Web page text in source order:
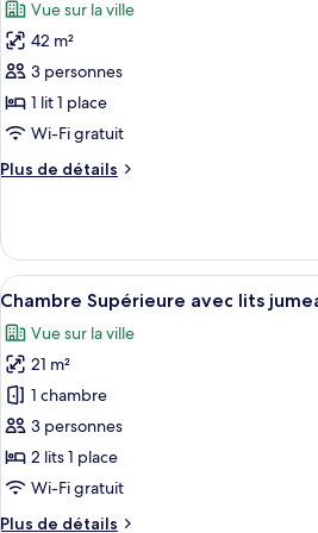
Chambre
Standard
les
photos
pour
ce
type
chambre :
Vue sur la ville
42 m²
3 personnes
1 lit 1 place
Wi-Fi gratuit
Plus de détails
Plus
le
type
de
Appartement
Afficher
toutes
les
photos
pour
ce
type
de
chambre :
Une
7
Chambre Supérieure avec lits
Vue sur la ville
21 m²
1 chambre
3 personnes
2 lits 1 place
Wi-Fi gratuit
Plus de détails
Plus